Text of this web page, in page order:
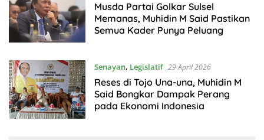
Musda Partai Golkar Sulsel
Memanas, Muhidin M Said Pastikan
Semua Kader Punya Peluang
Senayan, Legislatif 29 April 2026
Reses di Tojo Una-una, Muhidin M
Said Bongkar Dampak Perang
pada Ekonomi Indonesia